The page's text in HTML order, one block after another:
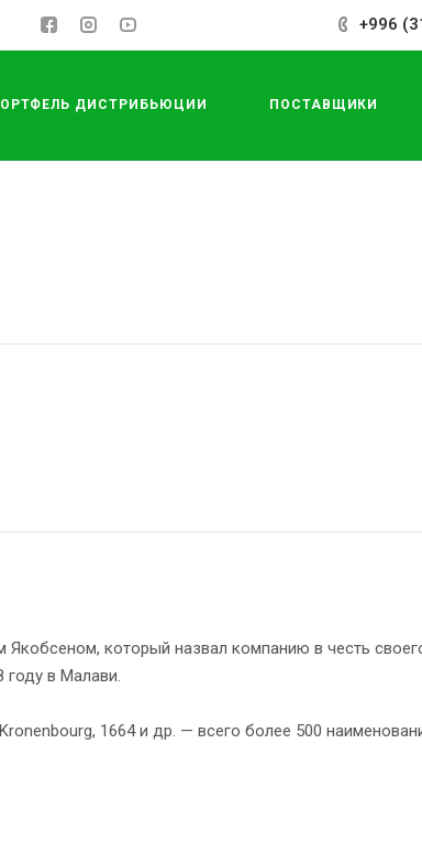
+996
ДИСТРИБЬЮЦИИ ПОСТАВЩИКИ
который назвал компанию в честь
году в Малави.
1664 и др. — всего более 500